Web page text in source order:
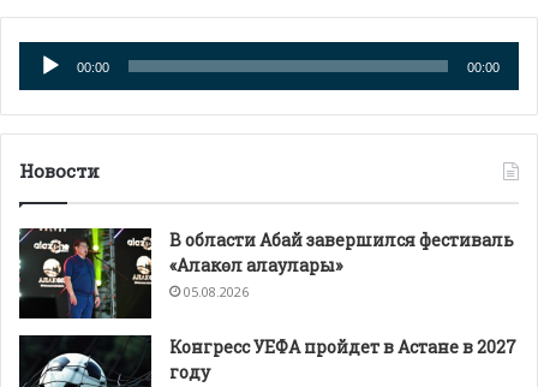
Аудиоплеер
00:00 00:00
Новости
В области Абай завершился фестиваль
«Алакөл алаулары»
05.08.2026
Конгресс УЕФА пройдет в Астане в 2027
году